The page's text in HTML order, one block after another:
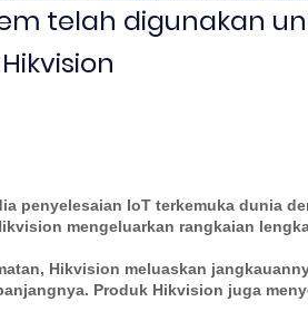
telah digunakan
penyelesaian IoT terkemuka dunia
mengeluarkan rangkaian
Hikvision meluaskan
Produk Hikvision juga